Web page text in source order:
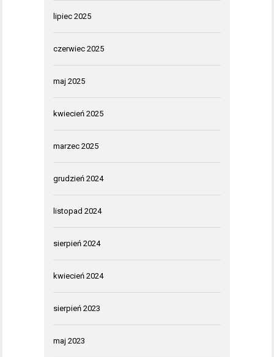
lipiec 2025
czerwiec 2025
maj 2025
kwiecień 2025
marzec 2025
grudzień 2024
listopad 2024
sierpień 2024
kwiecień 2024
sierpień 2023
maj 2023